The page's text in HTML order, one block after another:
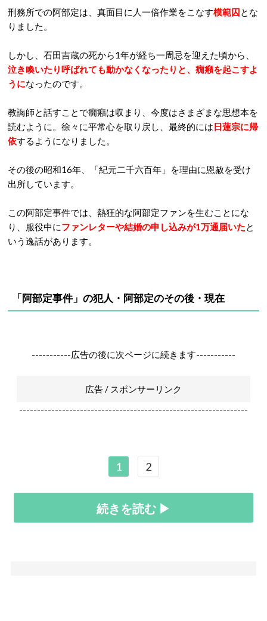
刑務所での阿部定は、真面目に人一倍作業をこなす模範囚 とな
りました。
しかし、石田吉蔵の死から1年が経ち一周忌を迎えた頃から、
泣き喚いたり呼ばれても動かなくなったりと、癇癪を起こすよ
うになったのです。
教誨師と話すことで癇癪は収まり、今度はさまざまな思想本を
読むように。徐々に平常心を取り戻し、最終的には日蓮宗に帰
依するようになりました。
その後の昭和16年、「紀元二千六百年」を理由に恩赦を受け
出所しています。
この阿部定事件では、熱狂的な阿部定ファンを生むことにな
り、服役中にファンレターや結婚の申し込みが1万通届いた と
いう逸話があります。
「阿部定事件」の犯人・阿部定のその後・現在
-----------広告の後に次ページに続きます-----------
広告 / スポンサーリンク
----------------------------------------------------------------
1 2
続きを読む ▶